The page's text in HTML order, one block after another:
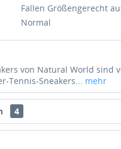
Fallen Größengerecht
Normal
von Natural World sind
Tennis-Sneakers... mehr
4